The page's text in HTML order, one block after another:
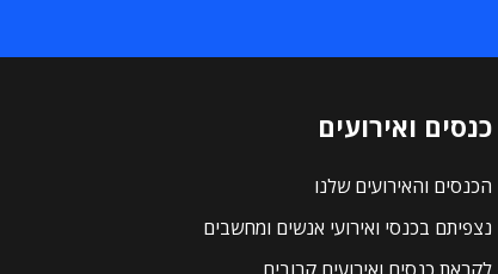
כנסים ואירועים
הכנסים והאירועים שלנו
נצפיתם בכנסי ואירועי אנשים ומחשבים